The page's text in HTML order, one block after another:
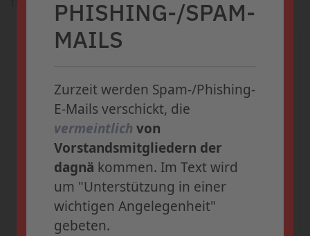
dagnä e.V.
Reinhardstr. 1
10117 Berlin
Tel.: 030 / 398 01 93 - 0
Fax: 030 / 398 01 93 - 20
E-Mail:verein@dagnae.de
Presse:presse@dagnae.de
Save the Date: Jetzt
registrieren
Der 36. dagnä-Workshop findet
vom 4. - 5. September 2026 im
Kap Europa in Frankfurt/Main
statt.
PHISHING-/SPAM-
MAILS
Zurzeit werden Spam-/Phishing-
E-Mails verschickt, die
vermeintlich von
Vorstandsmitgliedern der
dagnä kommen. Im Text wird
um "Unterstützung in einer
wichtigen Angelegenheit"
gebeten.